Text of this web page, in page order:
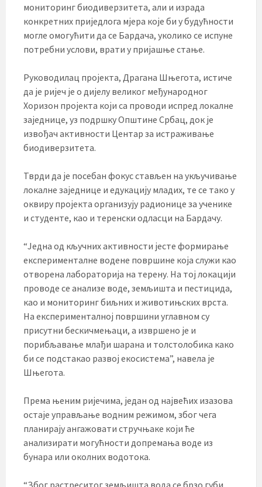
мониторинг биодиверзитета, али и израда
конкретних приједлога мјера које би у будућности
могле омогућити да се Бардача, уколико се испуне
потребни услови, врати у пријашње стање.
Руководилац пројекта, Драгана Шњегота, истиче
да је ријеч је о дијелу великог међународног
Хоризон пројекта који са проводи испред локалне
заједнице, уз подршку Општине Србац, док је
извођач активности Центар за истраживање
биодиверзитета.
Тврди да је посебан фокус стављен на укључивање
локалне заједнице и едукацију младих, те се тако у
оквиру пројекта организују радионице за ученике
и студенте, као и теренски одласци на Бардачу.
“Једна од кључних активности јесте формирање
експерименталне водене површине која служи као
отворена лабораторија на терену. На тој локацији
проводе се анализе воде, земљишта и пестицида,
као и мониторинг биљних и животињских врста.
На експерименталној површини углавном су
присутни бескичмењаци, а извршено је и
порибљавање млађи шарана и толстолобика како
би се подстакао развој екосистема”, навела је
Шњегота.
Према њеним ријечима, један од највећих изазова
остаје управљање водним режимом, због чега
планирају ангажовати стручњаке који ће
анализирати могућности допремања воде из
бунара или околних водотока.